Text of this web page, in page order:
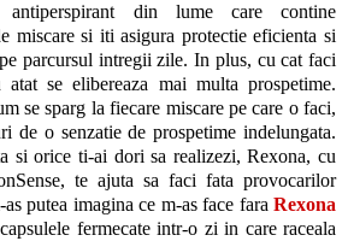
din lume care contine
miscare si iti asigura protectie eficienta si
parcursul intregii zile. In plus, cu cat faci
se elibereaza mai multa prospetime.
se sparg la fiecare miscare pe care o faci,
de o senzatie de prospetime indelungata.
si orice ti-ai dori sa realizezi, Rexona, cu
te ajuta sa faci fata provocarilor
putea imagina ce m-as face fara Rexona
fermecate intr-o zi in care raceala